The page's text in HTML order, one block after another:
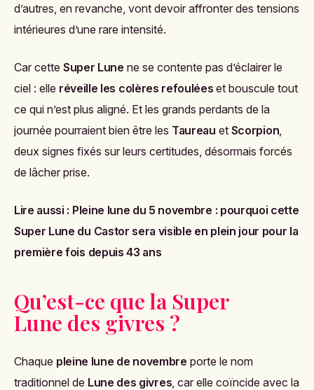
d’autres, en revanche, vont devoir affronter des tensions
intérieures d’une rare intensité.
Car cette Super Lune ne se contente pas d’éclairer le
ciel : elle réveille les colères refoulées et bouscule tout
ce qui n’est plus aligné. Et les grands perdants de la
journée pourraient bien être les Taureau et Scorpion
deux signes fixés sur leurs certitudes, désormais forcés
de lâcher prise.
Lire aussi : Pleine lune du 5 novembre : pourquoi cette
Super Lune du Castor sera visible en plein jour pour la
première fois depuis 43 ans
Qu’est-ce que la Super
Lune des givres ?
Chaque pleine lune de novembre porte le nom
traditionnel de Lune des givres , car elle coïncide avec la